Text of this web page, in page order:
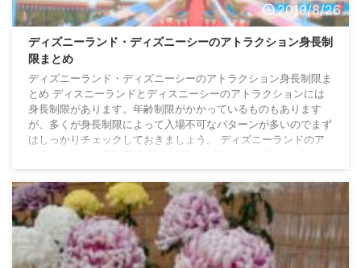
2019/8/26
ディズニーランド・ディズニーシーのアトラクション身長制
限まとめ
ディズニーランド・ディズニーシーのアトラクション身長制限ま
とめ ディスニーランドとディスニーシーのアトラクションには
身長制限があります。年齢制限がかかっているものもあります
が、多くが身長制限によって入場不可なパターンが多いのでまず
はしっかりチェックしておきましょう。 ディズニーランドのア
で座れることなどの条件つきです。 ワールドバザール アトラク
ション名 身長制限 年齢制限・学年目安 オ ...